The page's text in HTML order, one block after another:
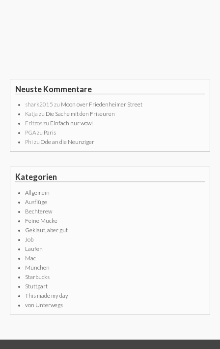
Neuste Kommentare
shark2015 zu Moon over Friedenheimer Street
Katja zu Die Sache mit den Friseuren
Fritzoszu Einfach nur wow!
PGAzu Paris
Phi zu Ode an die Neunziger
Kategorien
Allgemein
Ausflüge
Bechterew
Feine Mucke
Geklaut, aber gut
Job
Laufen
Mac
München
Starbucks
Stuttgart
This made my day
von Unterwegs